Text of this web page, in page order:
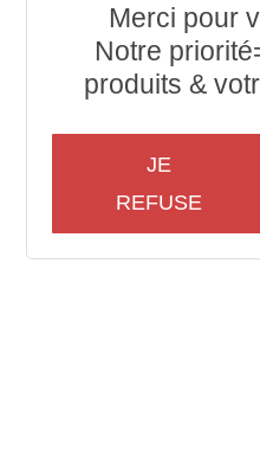
Merci pour
Notre
produits &
JE
REFUSE